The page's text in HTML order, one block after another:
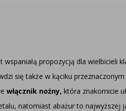
wspaniałą propozycją dla wielbicieli
się także w kąciku
włącznik nożny, która znakomicie
natomiast abażur to najwyższej